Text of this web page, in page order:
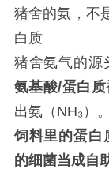
猪舍的氨，不
白质
猪舍氨气的源
氨基酸/蛋白质
出氨（NH₃）
饲料里的蛋白
的细菌当成自